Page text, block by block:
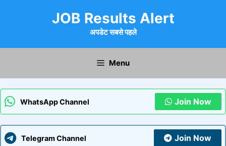
JOB Results Alert
अपडेट सबसे पहले
Menu
WhatsApp Channel Join Now
Telegram Channel Join Now